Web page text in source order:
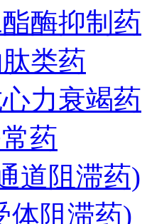
酶抑制药
类药
力衰竭药
药
道阻滞药)
体阻滞药)